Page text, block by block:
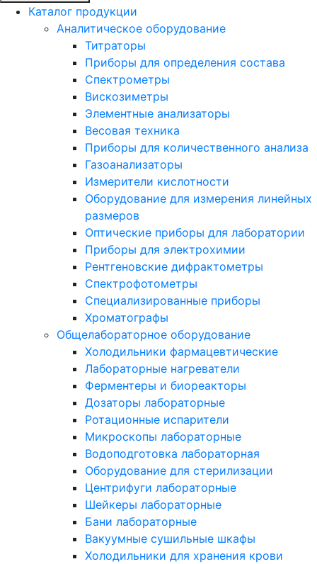
Каталог продукции
Аналитическое оборудование
Титраторы
Приборы для определения состава
Спектрометры
Вискозиметры
Элементные анализаторы
Весовая техника
Приборы для количественного анализа
Газоанализаторы
Измерители кислотности
Оборудование для измерения линейных
размеров
Оптические приборы для лаборатории
Приборы для электрохимии
Рентгеновские дифрактометры
Спектрофотометры
Специализированные приборы
Хроматографы
Общелабораторное оборудование
Холодильники фармацевтические
Лабораторные нагреватели
Ферментеры и биореакторы
Дозаторы лабораторные
Ротационные испарители
Микроскопы лабораторные
Водоподготовка лабораторная
Оборудование для стерилизации
Центрифуги лабораторные
Шейкеры лабораторные
Бани лабораторные
Вакуумные сушильные шкафы
Холодильники для хранения крови